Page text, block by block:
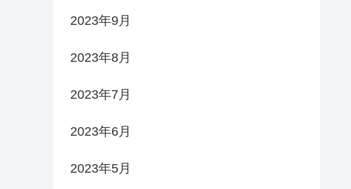
2023年9月
2023年8月
2023年7月
2023年6月
2023年5月